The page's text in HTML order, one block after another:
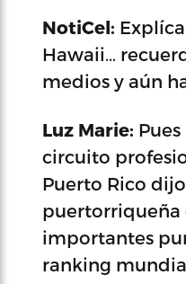
NotiCel:
Hawaii…
medios y aún
Luz Marie:
circuito
Puerto Rico
puertorriqueña
importantes
ranking